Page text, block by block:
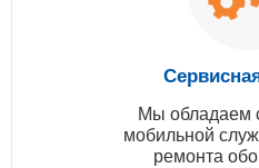
Мы обладаем
мобильной
ремонта